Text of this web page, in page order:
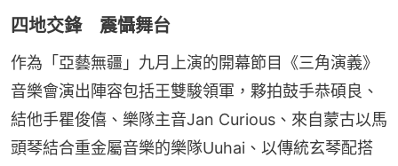
四地交鋒 震懾舞台
作為「亞藝無疆」九月上演的開幕節目《三角演義》
音樂會演出陣容包括王雙駿領軍，夥拍鼓手恭碩良、
結他手瞿俊僖、樂隊主音Jan Curious、來自蒙古以馬
頭琴結合重金屬音樂的樂隊Uuhai、以傳統玄琴配搭